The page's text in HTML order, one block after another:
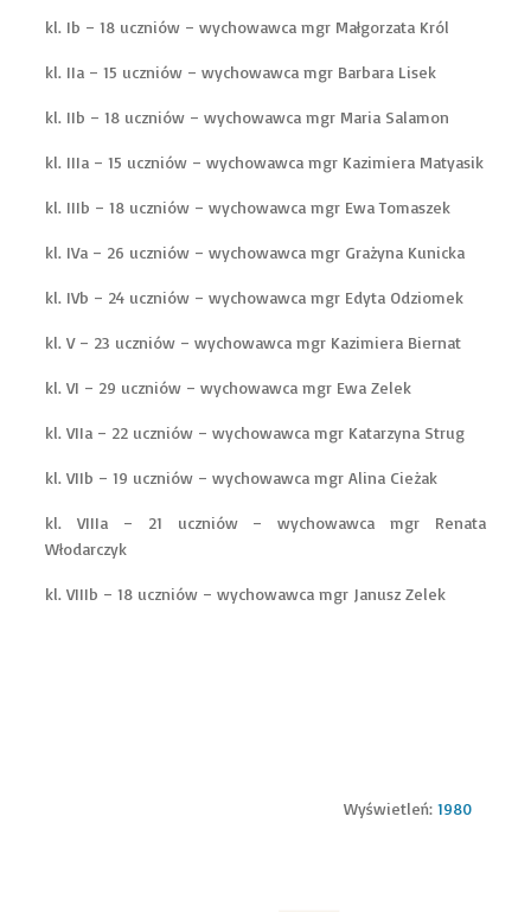
kl. Ib – 18 uczniów – wychowawca mgr Małgorzata Król
kl. IIa – 15 uczniów – wychowawca mgr Barbara Lisek
kl. IIb – 18 uczniów – wychowawca mgr Maria Salamon
kl. IIIa – 15 uczniów – wychowawca mgr Kazimiera Matyasik
kl. IIIb – 18 uczniów – wychowawca mgr Ewa Tomaszek
kl. IVa – 26 uczniów – wychowawca mgr Grażyna Kunicka
kl. IVb – 24 uczniów – wychowawca mgr Edyta Odziomek
kl. V – 23 uczniów – wychowawca mgr Kazimiera Biernat
kl. VI – 29 uczniów – wychowawca mgr Ewa Zelek
kl. VIIa – 22 uczniów – wychowawca mgr Katarzyna Strug
kl. VIIb – 19 uczniów – wychowawca mgr Alina Cieżak
kl. VIIIa – 21 uczniów – wychowawca mgr Renata
Włodarczyk
kl. VIIIb – 18 uczniów – wychowawca mgr Janusz Zelek
Wyświetleń:1980